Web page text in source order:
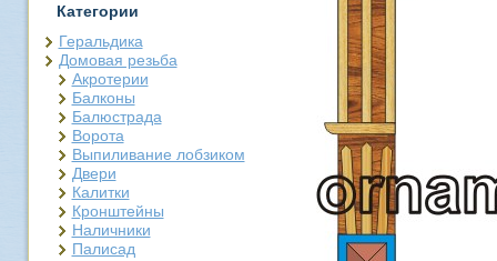
Категории
Геральдика
Домовая резьба
Акротерии
Балконы
Балюстрада
Ворота
Выпиливание лобзиком
Двери
Калитки
Кронштейны
Наличники
Палисад